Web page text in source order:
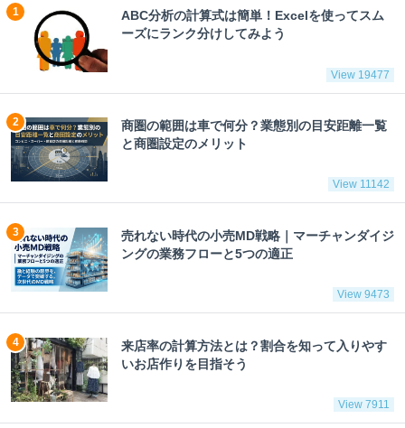
ABC分析の計算式は簡単！Excelを使ってスム
ーズにランク分けしてみよう
View 19477
商圏の範囲は車で何分？業態別の目安距離一覧
と商圏設定のメリット
View 11142
売れない時代の小売MD戦略｜マーチャンダイジ
ングの業務フローと5つの適正
View 9473
来店率の計算方法とは？割合を知って入りやす
いお店作りを目指そう
View 7911